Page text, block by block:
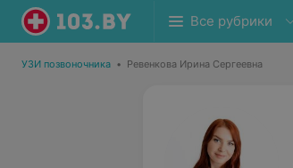
Все рубрики
УЗИ позвоночника • Ревенкова Ирина Сергеевна